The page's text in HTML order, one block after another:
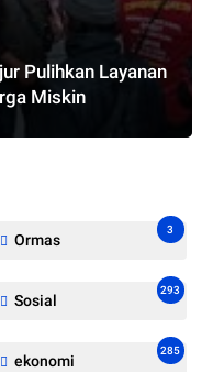
Pulihkan Layanan
Miskin
Ormas
3
Sosial
293
ekonomi
285